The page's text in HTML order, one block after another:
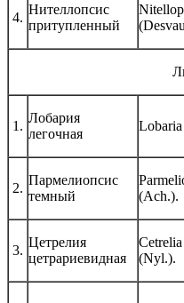
4.
Нителлопсис
притупленный
1.
Лобария
легочная
2.
Пармелиопсис
темный
(Ach.).
3.
Цетрелия
цетрариевидная
(Nyl.).